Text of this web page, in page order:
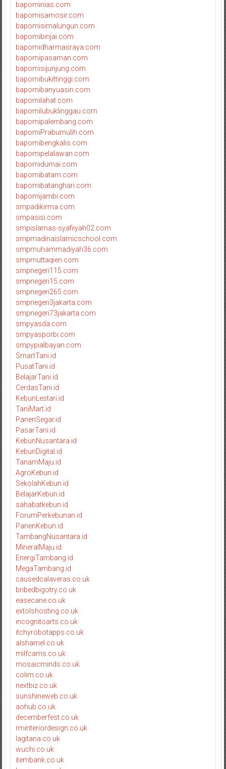
bapominias.com
bapomisamosir.com
bapomisimalungun.com
bapomibinjai.com
bapomidharmasraya.com
bapomipasaman.com
bapomisijunjung.com
bapomibukittinggi.com
bapomibanyuasin.com
bapomilahat.com
bapomilubuklinggau.com
bapomipalembang.com
bapomiPrabumulih.com
bapomibengkalis.com
bapomipelalawan.com
bapomidumai.com
bapomibatam.com
bapomibatanghari.com
bapomijambi.com
smpadikirma.com
smpasisi.com
smpislamas-syafiiyah02.com
smpmadinaislamicschool.com
smpmuhammadiyah36.com
smpmuttaqien.com
smpnegeri115.com
smpnegeri15.com
smpnegeri265.com
smpnegeri3jakarta.com
smpnegeri73jakarta.com
smpyasda.com
smpyasporbi.com
smpypialbayan.com
SmartTani.id
PusatTani.id
BelajarTani.id
CerdasTani.id
KebunLestari.id
TaniMart.id
PanenSegar.id
PasarTani.id
KebunNusantara.id
KebunDigital.id
TanamMaju.id
AgroKebun.id
SekolahKebun.id
BelajarKebun.id
sahabatkebun.id
ForumPerkebunan.id
PanenKebun.id
TambangNusantara.id
MineralMaju.id
EnergiTambang.id
MegaTambang.id
causedcalaveras.co.uk
bribedbigotry.co.uk
easecane.co.uk
extolshosting.co.uk
incognitoarts.co.uk
itchyrobotapps.co.uk
alshamel.co.uk
milfcams.co.uk
mosaicminds.co.uk
colim.co.uk
nextbiz.co.uk
sunshineweb.co.uk
aohub.co.uk
decemberfest.co.uk
rminteriordesign.co.uk
lagitana.co.uk
wuchi.co.uk
itembank.co.uk